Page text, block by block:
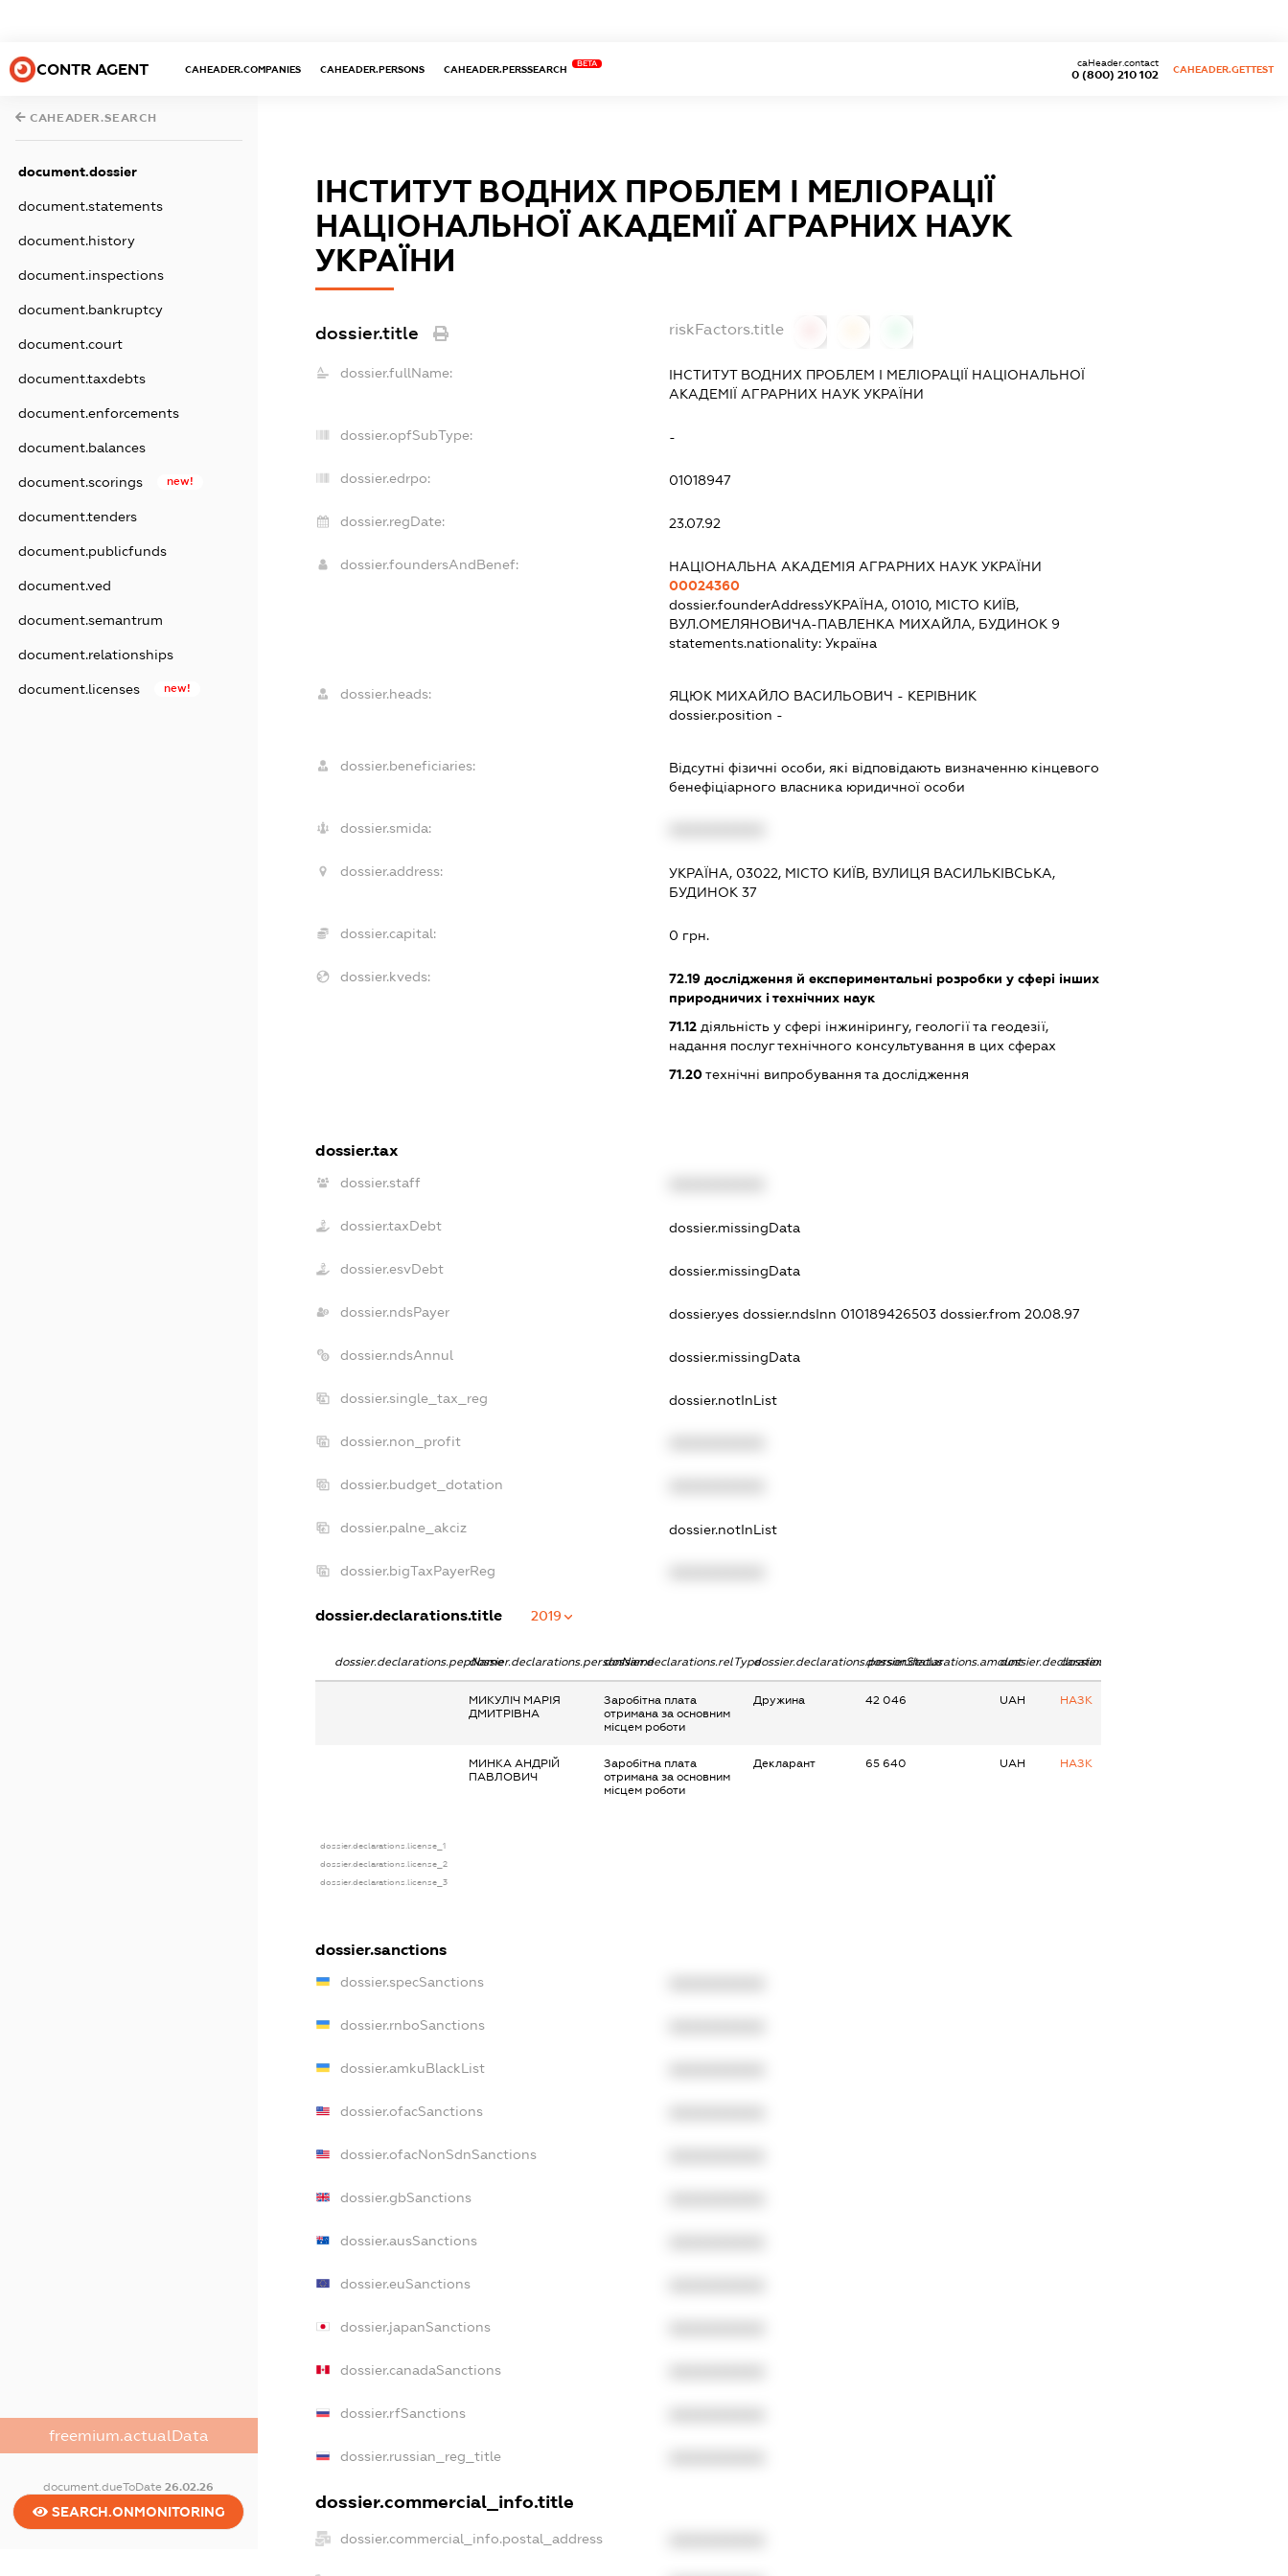
CONTR AGENT CAHEADER.COMPANIES CAHEADER.PERSONS CAHEADER.PERSSEARCH
BETA
0 (800) 210 102
caHeader.contact
CAHEADER.GETTEST
CAHEADER.SEARCH
document.dossier
document.statements
document.history
document.inspections
document.bankruptcy
document.court
document.taxdebts
document.enforcements
document.balances
document.scorings new!
document.tenders
document.publicfunds
document.ved
document.semantrum
document.relationships
document.licenses new!
freemium.actualData
document.dueToDate26.02.26
SEARCH.ONMONITORING
ІНСТИТУТ ВОДНИХ ПРОБЛЕМ І МЕЛІОРАЦІЇ
НАЦІОНАЛЬНОЇ АКАДЕМІЇ АГРАРНИХ НАУК
УКРАЇНИ
dossier.title riskFactors.title
dossier.fullName:
ІНСТИТУТ ВОДНИХ ПРОБЛЕМ І МЕЛІОРАЦІЇ НАЦІОНАЛЬНОЇ
АКАДЕМІЇ АГРАРНИХ НАУК УКРАЇНИ
dossier.opfSubType: -
dossier.edrpo: 01018947
dossier.regDate: 23.07.92
dossier.foundersAndBenef:
НАЦІОНАЛЬНА АКАДЕМІЯ АГРАРНИХ НАУК УКРАЇНИ
00024360
dossier.founderAddressУКРАЇНА, 01010, МІСТО КИЇВ,
ВУЛ.ОМЕЛЯНОВИЧА-ПАВЛЕНКА МИХАЙЛА, БУДИНОК 9
statements.nationality:Україна
dossier.heads: ЯЦЮК МИХАЙЛО ВАСИЛЬОВИЧ - КЕРІВНИК
dossier.position -
dossier.beneficiaries:
Відсутні фізичні особи, які відповідають визначенню кінцевого
бенефіціарного власника юридичної особи
dossier.smida:
dossier.address:
УКРАЇНА, 03022, МІСТО КИЇВ, ВУЛИЦЯ ВАСИЛЬКІВСЬКА,
БУДИНОК 37
dossier.capital: 0 грн.
dossier.kveds: 72.19 дослідження й експериментальні розробки у сфері інших
природничих і технічних наук
71.12 діяльність у сфері інжинірингу, геології та геодезії,
надання послуг технічного консультування в цих сферах
71.20технічні випробування та дослідження
dossier.tax
dossier.staff
dossier.taxDebt dossier.missingData
dossier.esvDebt dossier.missingData
dossier.ndsPayer dossier.yesdossier.ndsInn 010189426503dossier.from 20.08.97
dossier.ndsAnnul dossier.missingData
dossier.single_tax_reg dossier.notInList
dossier.non_profit
dossier.budget_dotation
dossier.palne_akciz dossier.notInList
dossier.bigTaxPayerReg
dossier.declarations.title 2019
dossier.declarations.pepNamedossier.declarations.personNamedossier.declarations.relTypedossier.declarations.personStatusdossier.declarations.amountdossier.declarations.currency
dossier.declarations.source
МИКУЛІЧ МАРІЯ
ДМИТРІВНА
Заробітна плата
отримана за основним
місцем роботи
Дружина 42 046 UAH НАЗК
МИНКА АНДРІЙ
ПАВЛОВИЧ
Заробітна плата
отримана за основним
місцем роботи
Декларант 65 640 UAH НАЗК
dossier.declarations.license_1
dossier.declarations.license_2
dossier.declarations.license_3
dossier.sanctions
dossier.specSanctions
dossier.rnboSanctions
dossier.amkuBlackList
dossier.ofacSanctions
dossier.ofacNonSdnSanctions
dossier.gbSanctions
dossier.ausSanctions
dossier.euSanctions
dossier.japanSanctions
dossier.canadaSanctions
dossier.rfSanctions
dossier.russian_reg_title
dossier.commercial_info.title
dossier.commercial_info.postal_address